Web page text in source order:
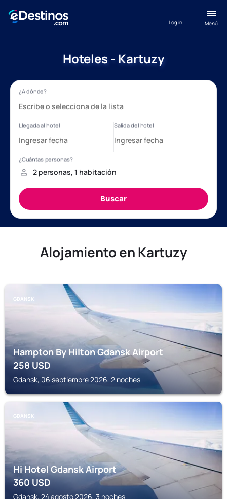
Menú
Log in
Hoteles - Kartuzy
Alojamiento en Kartuzy
GDANSK
Hampton By Hilton Gdansk Airport
258USD
Gdansk, 06 septiembre 2026, 2 noches
GDANSK
Hi Hotel Gdansk Airport
360USD
Gdansk, 24 agosto 2026, 3 noches